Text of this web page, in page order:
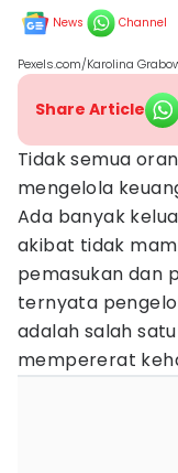
News Channel
Pexels.com/Karolina
Share Article
Tidak semua
mengelola
Ada banyak
akibat tidak
pemasukan dan
ternyata
adalah salah
mempererat